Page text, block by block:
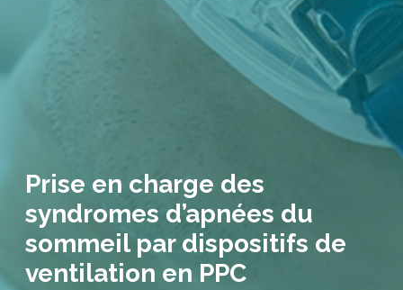
Prise en charge des
syndromes d’apnées du
sommeil par dispositifs de
ventilation en PPC